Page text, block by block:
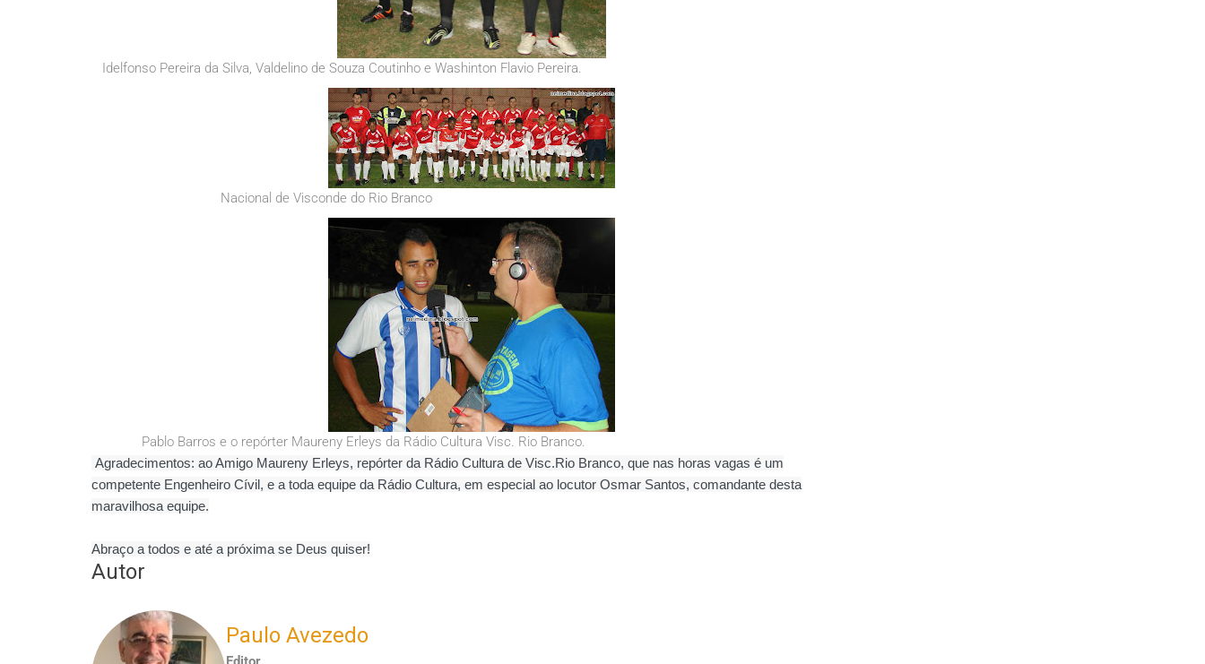
Idelfonso Pereira da Silva, Valdelino de Souza Coutinho e Washinton Flavio Pereira.
Nacional de Visconde do Rio Branco
Pablo Barros e o repórter Maureny Erleys da Rádio Cultura Visc. Rio Branco.
Agradecimentos: ao Amigo Maureny Erleys, repórter da Rádio Cultura de Visc.Rio Branco, que nas horas vagas é um
competente Engenheiro Cívil, e a toda equipe da Rádio Cultura, em especial ao locutor Osmar Santos, comandante desta
maravilhosa equipe.
Abraço a todos e até a próxima se Deus quiser!
Autor
Paulo Avezedo